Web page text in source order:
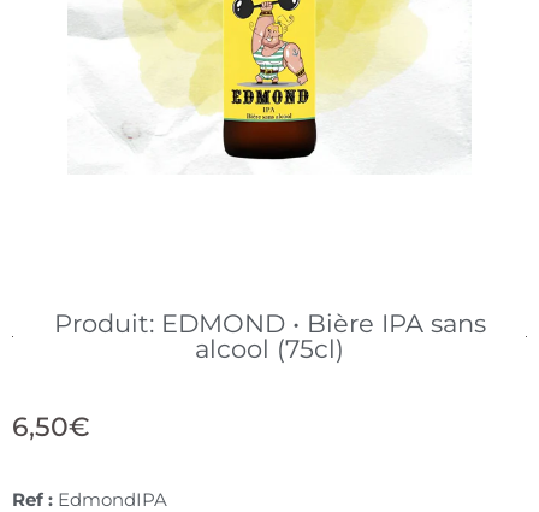
Produit: EDMOND • Bière IPA sans
alcool (75cl)
6,50€
Ref : EdmondIPA